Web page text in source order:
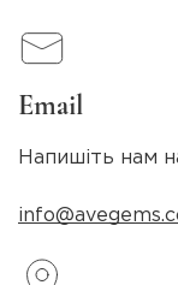
Email
Напишіть нам